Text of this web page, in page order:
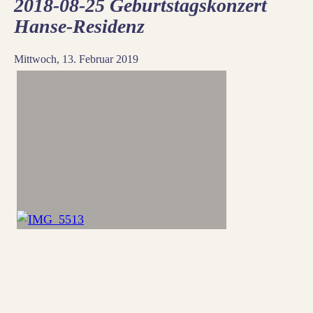
2018-08-25 Geburtstagskonzert
Hanse-Residenz
Mittwoch, 13. Februar 2019